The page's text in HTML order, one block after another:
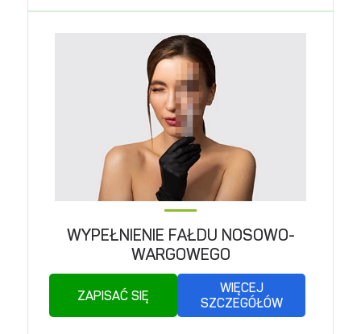
WYPEŁNIENIE FAŁDU NOSOWO-
WARGOWEGO
ZAPISAĆ SIĘ
WIĘCEJ
SZCZEGÓŁÓW